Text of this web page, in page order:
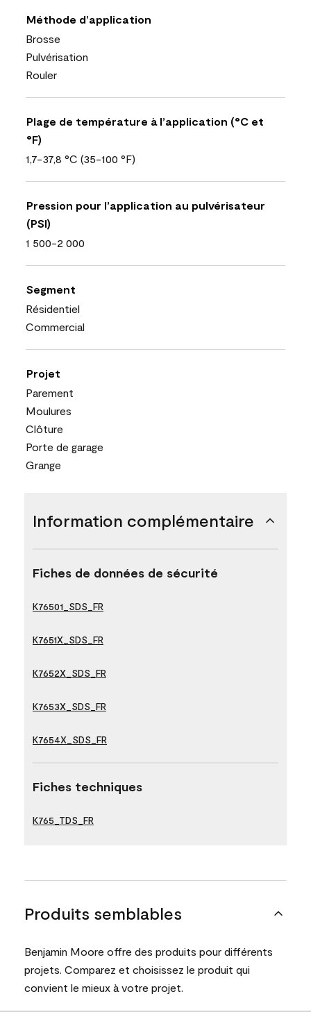
Méthode d’application
Brosse
Pulvérisation
Rouler
Plage de température à l’application (°C et
°F)
1,7-37,8 °C (35-100 °F)
Pression pour l’application au pulvérisateur
(PSI)
1 500-2 000
Segment
Résidentiel
Commercial
Projet
Parement
Moulures
Clôture
Porte de garage
Grange
Information complémentaire
Fiches de données de sécurité
K76501_SDS_FR
K7651X_SDS_FR
K7652X_SDS_FR
K7653X_SDS_FR
K7654X_SDS_FR
Fiches techniques
K765_TDS_FR
Produits semblables
Benjamin Moore offre des produits pour différents
projets. Comparez et choisissez le produit qui
convient le mieux à votre projet.